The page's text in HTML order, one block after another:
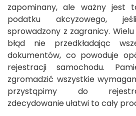
zapominany, ale ważny jest
podatku akcyzowego,
sprowadzony z zagranicy.
błąd nie przedkładając
dokumentów, co powoduje
rejestracji samochodu.
zgromadzić wszystkie
przystąpimy do
zdecydowanie ułatwi to cały